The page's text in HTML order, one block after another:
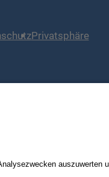
Privatsphäre